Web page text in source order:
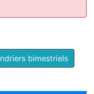
bimestriels